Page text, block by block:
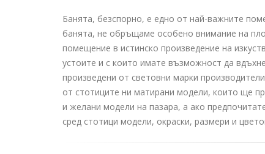
Банята, безспорно, е едно от най-важните
банята, не обръщаме особено внимание на
помещение в истинско произведение на
устоите и с които имате възможност да
произведени от световни марки
от стотиците ни матирани модели, които ще
и желани модели на пазара, а ако
сред стотици модели, окраски, размери и